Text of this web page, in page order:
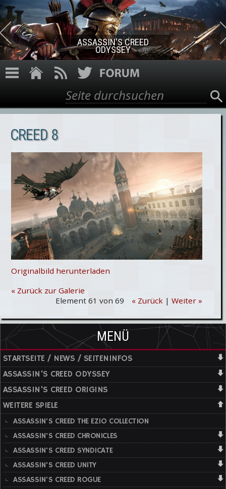
Direkt zum Inhalt
ASSASSIN'S CREED
ODYSSEY
Suchformular
Suche
CREED 8
Originalbild herunterladen
« Zurück zur Galerie
Element 61 von 69
« Zurück| Weiter »
MENÜ
STARTSEITE / NEWS / SEITENINFOS
ASSASSIN'S CREED ODYSSEY
ASSASSIN'S CREED ORIGINS
WEITERE SPIELE
ASSASSIN'S CREED THE EZIO COLLECTION
ASSASSIN'S CREED CHRONICLES
ASSASSIN'S CREED SYNDICATE
ASSASSIN'S CREED UNITY
ASSASSIN'S CREED ROGUE